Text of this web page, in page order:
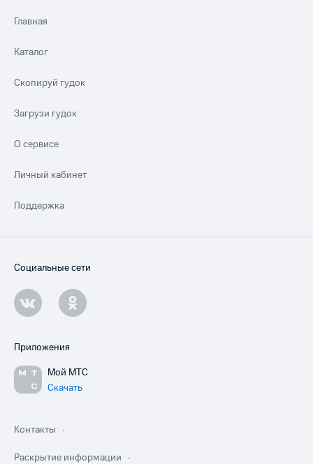
Главная
Каталог
Скопируй гудок
Загрузи гудок
О сервисе
Личный кабинет
Поддержка
Социальные сети
Приложения
Мой МТС
Скачать
Контакты
Раскрытие информации